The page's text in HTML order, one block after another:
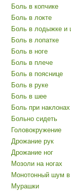
Боль в копчике
Боль в локте
Боль в лодыжке и
Боль в лопатке
Боль в ноге
Боль в плече
Боль в пояснице
Боль в руке
Боль в шее
Боль при наклонах
Больно сидеть
Головокружение
Дрожание рук
Дрожание ног
Мозоли на ногах
Монотонный шум
Мурашки